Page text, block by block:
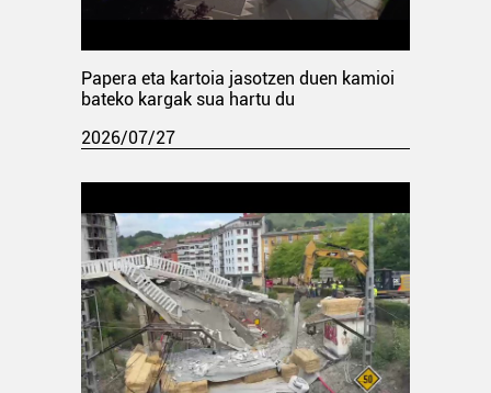
Papera eta kartoia jasotzen duen kamioi
bateko kargak sua hartu du
2026/07/27